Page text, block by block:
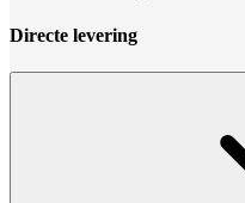
Directe levering